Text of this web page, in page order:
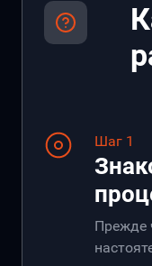
Шаг 1
Прежде